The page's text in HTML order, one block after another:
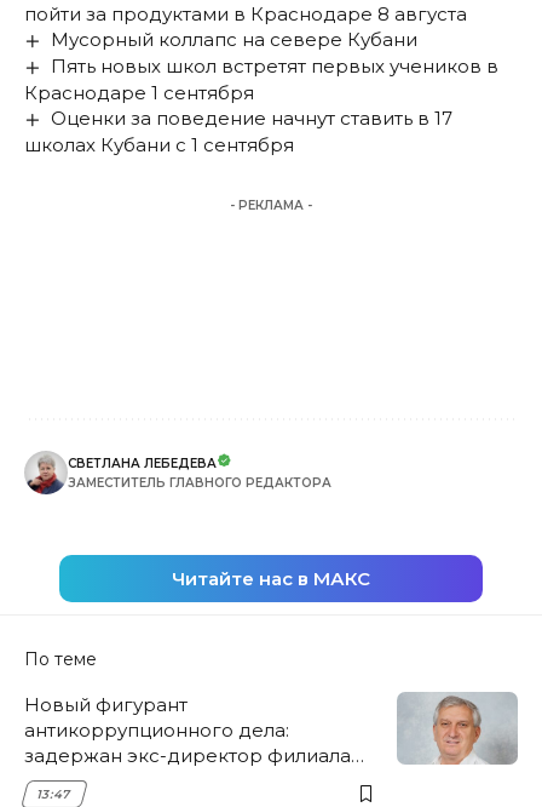
пойти за продуктами в Краснодаре 8 августа
Мусорный коллапс на севере Кубани
Пять новых школ встретят первых учеников в
Краснодаре 1 сентября
Оценки за поведение начнут ставить в 17
школах Кубани с 1 сентября
- РЕКЛАМА -
СВЕТЛАНА ЛЕБЕДЕВА
ЗАМЕСТИТЕЛЬ ГЛАВНОГО РЕДАКТОРА
Читайте нас в МАКС
По теме
Новый фигурант
антикоррупционного дела:
задержан экс-директор филиала
НЭСК Крымска
13:47